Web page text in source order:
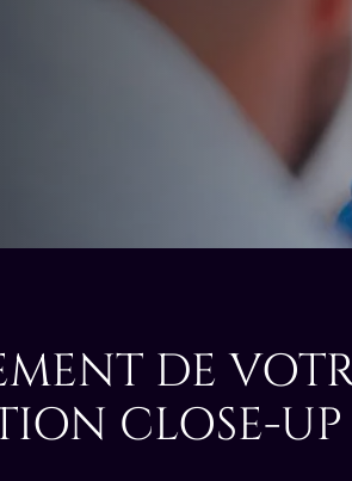
DE
CLOSE-UP